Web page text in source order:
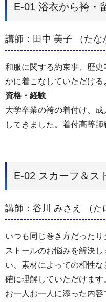
E-01 浴衣から袴・
講師：田中 美子 （たな
和服に関する約束事、歴
かに着こなしていただける
資格・経験
大学卒業の袴の着付け、
してきました。着付高等師
E-02 スカーフ＆ス
講師：谷川 みさえ （た
いつも同じ巻き方だったり
ストールのお悩みを解決
い、素材によっての相性
確に理解していただけます
お一人お一人に添った内容